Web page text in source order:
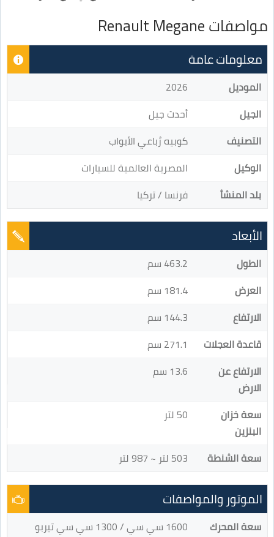
مواصفات Renault Megane
معلومات عامة
الموديل
2026
الجيل
أحدث جيل
التصنيف
كوبيه رُباعي الأبواب
الوكيل
المصرية العالمية للسيارات
بلد المنشأ
فرنسا / تركيا
الأبعاد
الطول
463.2 سم
العرض
181.4 سم
الارتفاع
144.3 سم
قاعدة العجلات
271.1 سم
الارتفاع عن
الارض
13.6 سم
سعة خزان
البنزين
50 لتر
سعة الشنطة 503 لتر ~ 987 لتر
الموتور والمواصفات
سعة المحرك
1600 سي سي / 1300 سي سي تيربو